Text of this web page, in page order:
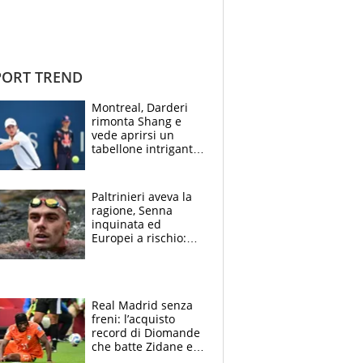
TREND
Montreal, Darderi
rimonta Shang e
vede aprirsi un
tabellone intrigante:
felice del mio livello"
Paltrinieri aveva la
ragione, Senna
inquinata ed
Europei a rischio:
Real Madrid senza
freni: l’acquisto
record di Diomande
che batte Zidane e